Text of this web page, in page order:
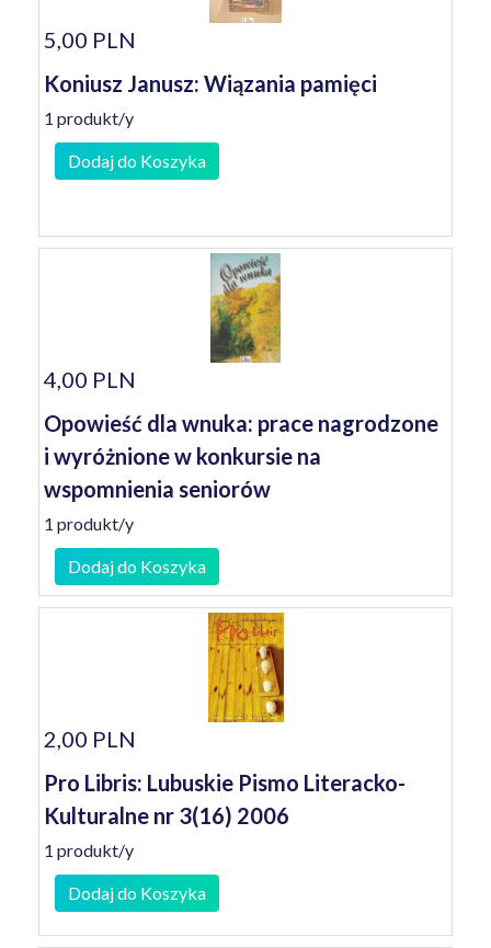
5,00 PLN
Koniusz Janusz: Wiązania pamięci
1 produkt/y
Dodaj do Koszyka
4,00 PLN
Opowieść dla wnuka: prace nagrodzone
i wyróżnione w konkursie na
wspomnienia seniorów
1 produkt/y
Dodaj do Koszyka
2,00 PLN
Pro Libris: Lubuskie Pismo Literacko-
Kulturalne nr 3(16) 2006
1 produkt/y
Dodaj do Koszyka